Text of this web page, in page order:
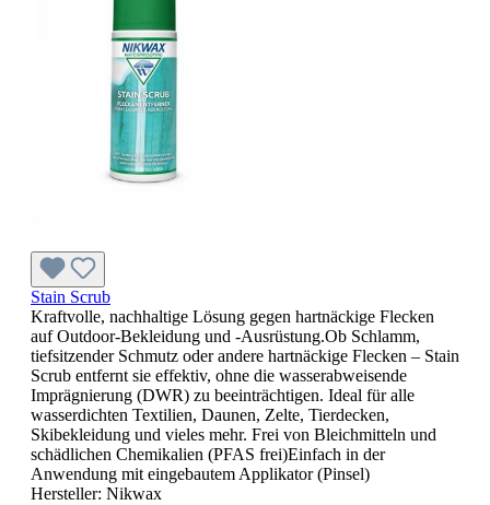
Stain Scrub
Kraftvolle, nachhaltige Lösung gegen hartnäckige Flecken
auf Outdoor-Bekleidung und -Ausrüstung.Ob Schlamm,
tiefsitzender Schmutz oder andere hartnäckige Flecken – Stain
Scrub entfernt sie effektiv, ohne die wasserabweisende
Imprägnierung (DWR) zu beeinträchtigen. Ideal für alle
wasserdichten Textilien, Daunen, Zelte, Tierdecken,
Skibekleidung und vieles mehr. Frei von Bleichmitteln und
schädlichen Chemikalien (PFAS frei)Einfach in der
Anwendung mit eingebautem Applikator (Pinsel)
Hersteller: Nikwax